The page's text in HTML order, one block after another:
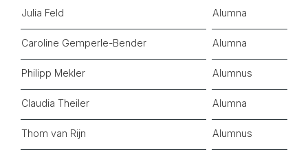
Julia Feld Alumna
Caroline Gemperle-Bender Alumna
Philipp Mekler Alumnus
Claudia Theiler Alumna
Thom van Rijn Alumnus